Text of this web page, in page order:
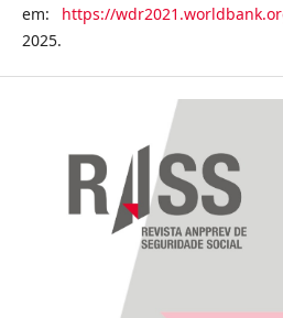
em: https://
2025.